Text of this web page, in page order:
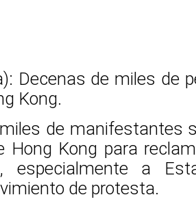
Decenas de miles de
Kong.
de manifestantes
Hong Kong para
especialmente a
de protesta.